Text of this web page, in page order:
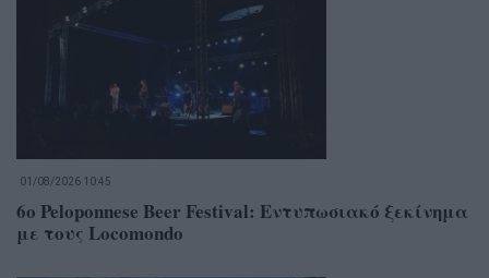
01/08/2026 10:45
6o Peloponnese Beer Festival: Εντυπωσιακό ξεκίνημα
με τους Locomondo